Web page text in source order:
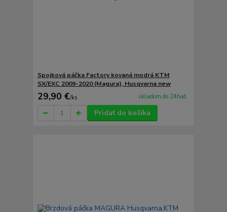
Spojková páčka Factory kovaná modrá KTM
SX/EXC 2009-2020 (Magura), Husqvarna new
29,90 €/ks skladom do 24hod.
Pridať do košíka